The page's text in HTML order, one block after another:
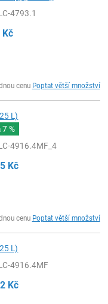
4793.1
Kč
cenu Poptat větší množství
L)
7 %
4916.4MF_4
Kč
cenu Poptat větší množství
L)
4916.4MF
Kč